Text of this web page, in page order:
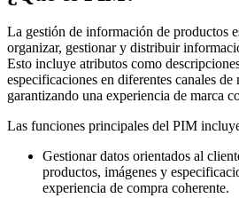
La gestión de información de productos
organizar, gestionar y distribuir
Esto incluye atributos como
especificaciones en diferentes canales
garantizando una experiencia de marca
Las funciones principales del PIM
Gestionar datos orientados al
productos, imágenes y
experiencia de compra coherente.